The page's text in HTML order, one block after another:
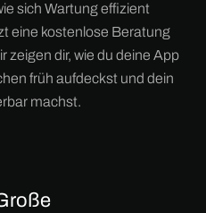
sich Wartung effizient
eine kostenlose Beratung
zeigen dir, wie du deine App
früh aufdeckst und dein
machst.